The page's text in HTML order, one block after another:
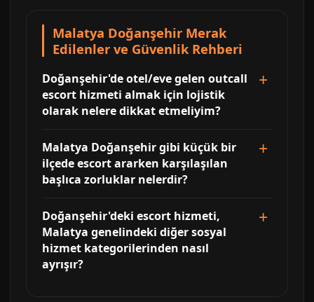
Malatya Doğanşehir Merak
Edilenler ve Güvenlik Rehberi
Doğanşehir'de otel/eve gelen outcall
escort hizmeti almak için lojistik
olarak nelere dikkat etmeliyim?
Malatya Doğanşehir gibi küçük bir
ilçede escort ararken karşılaşılan
başlıca zorluklar nelerdir?
Doğanşehir'deki escort hizmeti,
Malatya genelindeki diğer sosyal
hizmet kategorilerinden nasıl
ayrışır?